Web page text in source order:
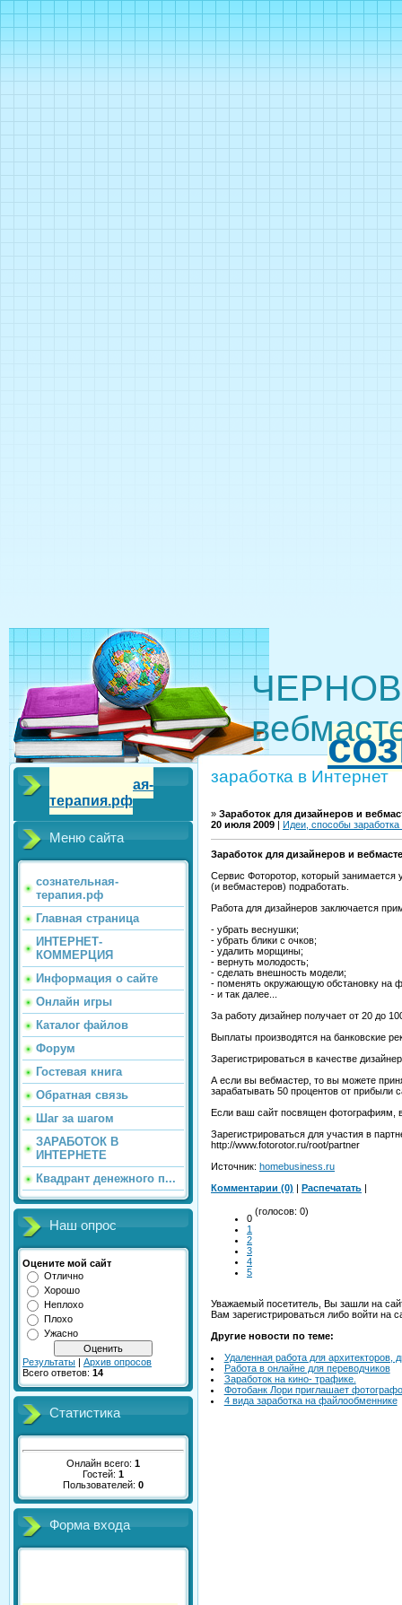
сознательная-
терапия.рф
Меню сайта
сознательная-
терапия.рф
Главная страница
ИНТЕРНЕТ-
КОММЕРЦИЯ
Информация о сайте
Онлайн игры
Каталог файлов
Форум
Гостевая книга
Обратная связь
Шаг за шагом
ЗАРАБОТОК В
ИНТЕРНЕТЕ
Квадрант денежного п...
Наш опрос
Оцените мой сайт
Отлично
Хорошо
Неплохо
Плохо
Ужасно
Результаты | Архив опросов
Всего ответов: 14
Статистика
Онлайн всего: 1
Гостей: 1
Пользователей: 0
Форма входа
заработка в Интернет
» Заработок для дизайнеров и
20 июля 2009 | Идеи, способы заработка
Заработок для дизайнеров и
Сервис Фоторотор, который
(и вебмастеров) подработать.
Работа для дизайнеров заключается
- убрать веснушки;
- убрать блики с очков;
- удалить морщины;
- вернуть молодость;
- сделать внешность модели;
- поменять окружающую обстановку на
- и так далее...
За работу дизайнер получает от 20 до
Выплаты производятся на банковские
Зарегистрироваться в качестве
А если вы вебмастер, то вы можете
зарабатывать 50 процентов от прибыли
Если ваш сайт посвящен фотографиям,
Зарегистрироваться для участия в
http://www.fotorotor.ru/root/partner
Источник: homebusiness.ru
Комментарии (0) | Распечатать |
0
1
2
3
4
5
(голосов: 0)
Уважаемый посетитель, Вы зашли на
Вам зарегистрироваться либо войти на
Другие новости по теме:
Удаленная работа для архитекторов,
Работа в онлайне для переводчиков
Заработок на кино- трафике.
Фотобанк Лори приглашает
4 вида заработка на файлообменнике